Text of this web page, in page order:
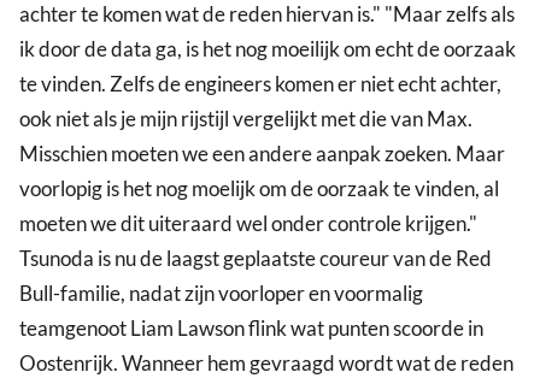
achter te komen wat de reden hiervan is." "Maar zelfs als
ik door de data ga, is het nog moeilijk om echt de oorzaak
te vinden. Zelfs de engineers komen er niet echt achter,
ook niet als je mijn rijstijl vergelijkt met die van Max.
Misschien moeten we een andere aanpak zoeken. Maar
voorlopig is het nog moelijk om de oorzaak te vinden, al
moeten we dit uiteraard wel onder controle krijgen."
Tsunoda is nu de laagst geplaatste coureur van de Red
Bull-familie, nadat zijn voorloper en voormalig
teamgenoot Liam Lawson flink wat punten scoorde in
Oostenrijk. Wanneer hem gevraagd wordt wat de reden